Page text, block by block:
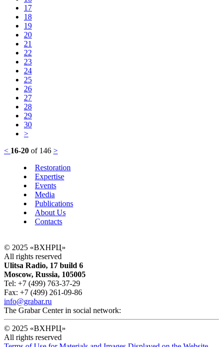
17
18
19
20
21
22
23
24
25
26
27
28
29
30
>
< 16-20 of 146 >
Restoration
Expertise
Events
Media
Publications
About Us
Contacts
© 2025 «ВХНРЦ»
All rights reserved
Ulitsa Radio, 17 build 6
Moscow, Russia, 105005
Tel: +7 (499) 763-37-29
Fax: +7 (499) 261-09-86
info@grabar.ru
The Grabar Center in social network:
© 2025 «ВХНРЦ»
All rights reserved